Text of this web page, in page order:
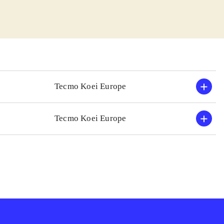
er alt ved det
med
Tecmo Koei Europe
Tecmo Koei Europe